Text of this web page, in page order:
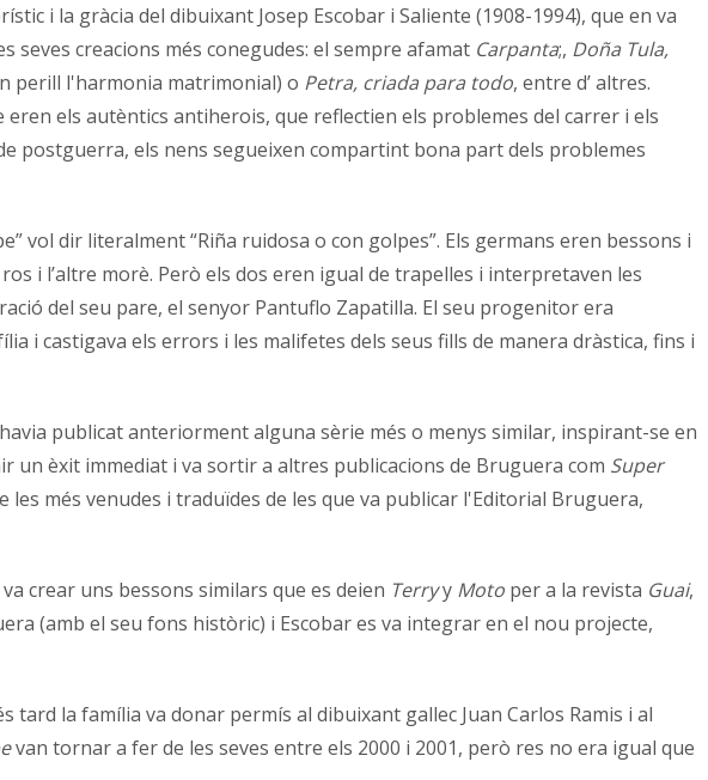
i la gràcia del dibuixant Josep Escobar i Saliente (1908-1994), que en va
seves creacions més conegudes: el sempre afamat Carpanta;, Doña Tula,
perill l'harmonia matrimonial) o Petra, criada para todo, entre d’ altres.
eren els autèntics antiherois, que reflectien els problemes del carrer i els
postguerra, els nens segueixen compartint bona part dels problemes
vol dir literalment “Riña ruidosa o con golpes”. Els germans eren bessons i
i l’altre morè. Però els dos eren igual de trapelles i interpretaven les
del seu pare, el senyor Pantuflo Zapatilla. El seu progenitor era
i castigava els errors i les malifetes dels seus fills de manera dràstica, fins i
publicat anteriorment alguna sèrie més o menys similar, inspirant-se en
un èxit immediat i va sortir a altres publicacions de Bruguera com Super
les més venudes i traduïdes de les que va publicar l'Editorial Bruguera,
crear uns bessons similars que es deien Terryy Moto per a la revista Guai,
(amb el seu fons històric) i Escobar es va integrar en el nou projecte,
tard la família va donar permís al dibuixant gallec Juan Carlos Ramis i al
van tornar a fer de les seves entre els 2000 i 2001, però res no era igual que